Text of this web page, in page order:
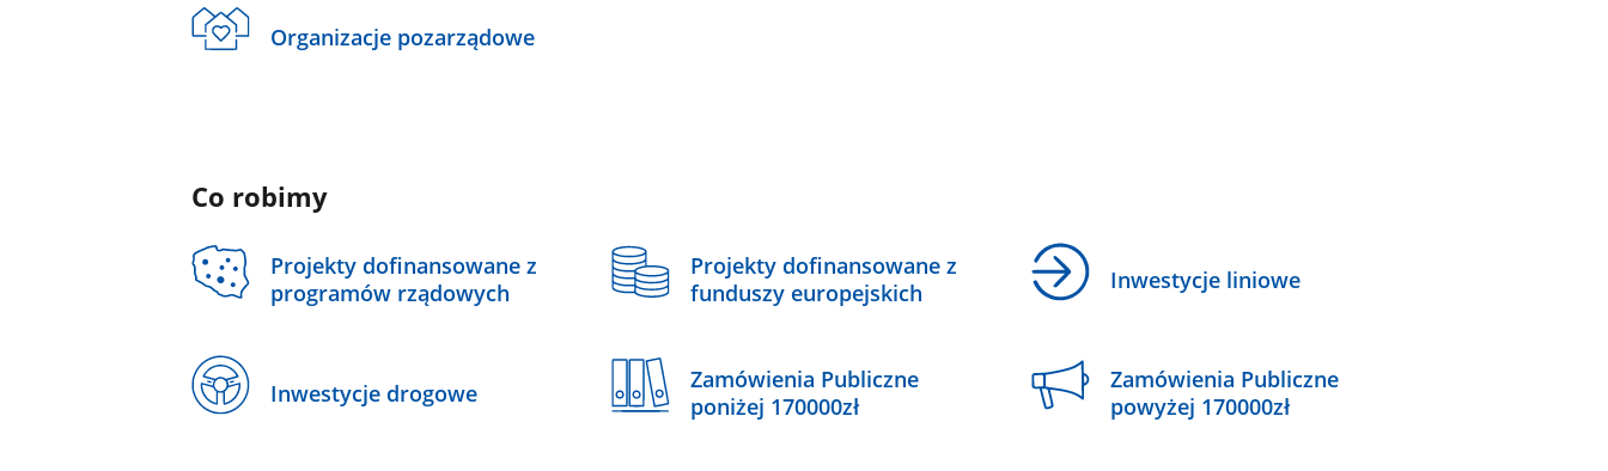
Organizacje pozarządowe
Co robimy
Projekty dofinansowane z
programów rządowych
Projekty dofinansowane z
funduszy europejskich
Inwestycje liniowe
Inwestycje drogowe
Zamówienia Publiczne
poniżej 170000zł
Zamówienia Publiczne
powyżej 170000zł